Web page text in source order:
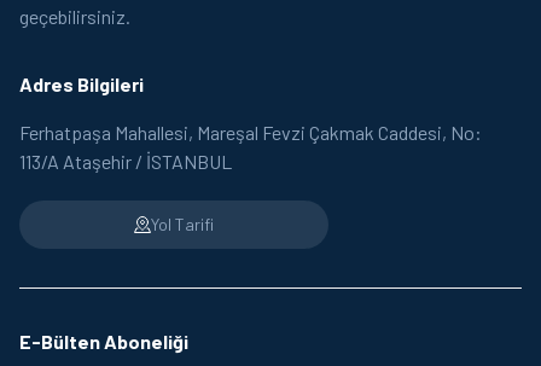
geçebilirsiniz.
Adres Bilgileri
Ferhatpaşa Mahallesi, Mareşal Fevzi Çakmak Caddesi, No:
113/A Ataşehir / İSTANBUL
Yol Tarifi
E-Bülten Aboneliği